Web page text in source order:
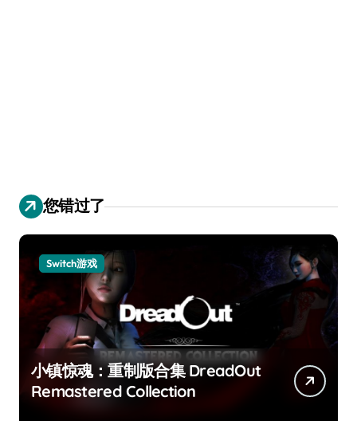
您错过了
Switch游戏
小镇惊魂：重制版合集 DreadOut
Remastered Collection